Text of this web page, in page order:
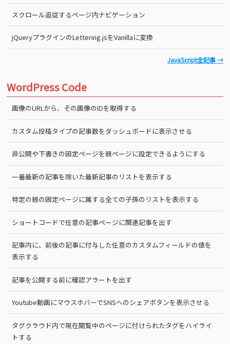
スクロール追従するページ内ナビゲーション
jQueryプラグインのLettering.jsをVanillaに変換
JavaScript全記事 →
WordPress Code
画像のURLから、その画像のIDを取得する
カスタム投稿タイプの記事数をダッシュボードに表示させる
非公開や下書きの固定ページを親ページに設定できるようにする
一番最新の記事を除いた最新記事のリストを表示する
特定の親の固定ページに属する全ての子孫のリストを表示する
ショートコードで任意の記事ページに関連記事を出す
記事内に、前後の記事に付与した任意のカスタムフィールドの値を
表示する
記事を公開する前に確認アラートを出す
Youtube動画にマウスホバーでSNSへのシェアボタンを表示させる
タグクラウド内で現在閲覧中のページに付けられたタグをハイライ
トする